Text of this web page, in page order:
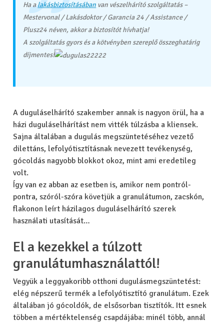
Ha alakásbiztosításában van vészelhárító szolgáltatás –
Mestervonal / Lakásdoktor / Garancia 24 / Assistance /
Plusz24 néven, akkor a biztosítót hívhatja!
A szolgáltatás gyors és a kötvényben szereplő összeghatárig
díjmentes!
A duguláselhárító szakember annak is nagyon örül, ha a
házi duguláselhárítást nem vitték túlzásba a kliensek.
Sajna általában a dugulás megszüntetéséhez vezető
dilettáns, lefolyótisztításnak nevezett tevékenység,
gócoldás nagyobb blokkot okoz, mint ami eredetileg
volt.
Így van ez abban az esetben is, amikor nem pontról-
pontra, szóról-szóra követjük a granulátumon, zacskón,
flakonon leírt házilagos duguláselhárító szerek
használati utasítását…
El a kezekkel a túlzott
granulátumhasználattól!
Vegyük a leggyakoribb otthoni dugulásmegszüntetést:
elég népszerű termék a lefolyótisztító granulátum. Ezek
általában jó gócoldók, de elsősorban tisztítók. Itt esnek
többen a mértéktelenség csapdájába: minél több, annál